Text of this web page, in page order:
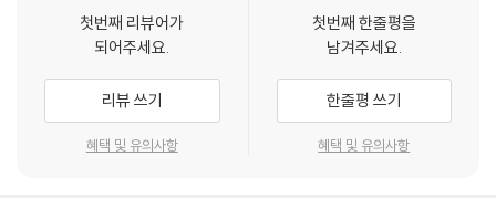
첫번째 리뷰어가
되어주세요.
리뷰 쓰기
혜택 및 유의사항
첫번째 한줄평을
남겨주세요.
한줄평 쓰기
혜택 및 유의사항